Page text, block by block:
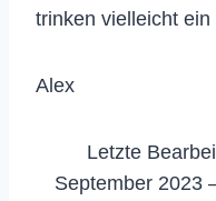
trinken vielleicht
Alex
Letzte
September 2023